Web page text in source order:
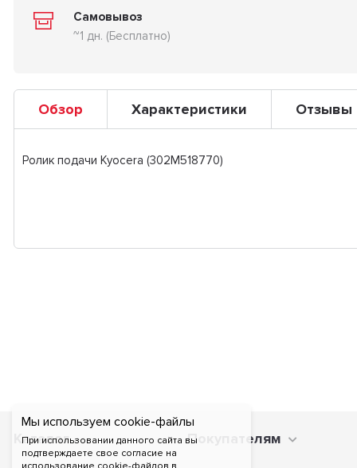
Мы используем cookie-файлы
При использовании данного сайта вы
подтверждаете свое согласие на
Самовывоз
~1 дн. (Бесплатно)
Обзор Характеристики Отзывы
Ролик подачи Kyocera (302M518770)
Каталог Покупателям